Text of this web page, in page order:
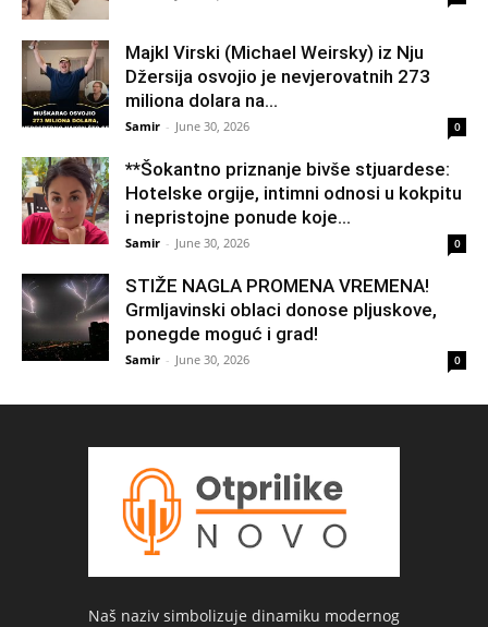
Majkl Virski (Michael Weirsky) iz Nju
Džersija osvojio je nevjerovatnih 273
miliona dolara na...
Samir - June 30, 2026 0
**Šokantno priznanje bivše stjuardese:
Hotelske orgije, intimni odnosi u kokpitu
i nepristojne ponude koje...
Samir - June 30, 2026 0
STIŽE NAGLA PROMENA VREMENA!
Grmljavinski oblaci donose pljuskove,
ponegde moguć i grad!
Samir - June 30, 2026 0
Naš naziv simbolizuje dinamiku modernog